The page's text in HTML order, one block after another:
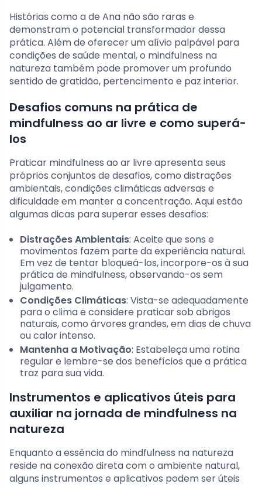
Histórias como a de Ana não são raras e
demonstram o potencial transformador dessa
prática. Além de oferecer um alívio palpável para
condições de saúde mental, o mindfulness na
natureza também pode promover um profundo
sentido de gratidão, pertencimento e paz interior.
Desafios comuns na prática de
mindfulness ao ar livre e como superá-
los
Praticar mindfulness ao ar livre apresenta seus
próprios conjuntos de desafios, como distrações
ambientais, condições climáticas adversas e
dificuldade em manter a concentração. Aqui estão
algumas dicas para superar esses desafios:
Distrações Ambientais: Aceite que sons e
movimentos fazem parte da experiência natural.
Em vez de tentar bloqueá-los, incorpore-os à sua
prática de mindfulness, observando-os sem
julgamento.
Condições Climáticas: Vista-se adequadamente
para o clima e considere praticar sob abrigos
naturais, como árvores grandes, em dias de chuva
ou calor intenso.
Mantenha a Motivação: Estabeleça uma rotina
regular e lembre-se dos benefícios que a prática
traz para sua vida.
Instrumentos e aplicativos úteis para
auxiliar na jornada de mindfulness na
natureza
Enquanto a essência do mindfulness na natureza
reside na conexão direta com o ambiente natural,
alguns instrumentos e aplicativos podem ser úteis